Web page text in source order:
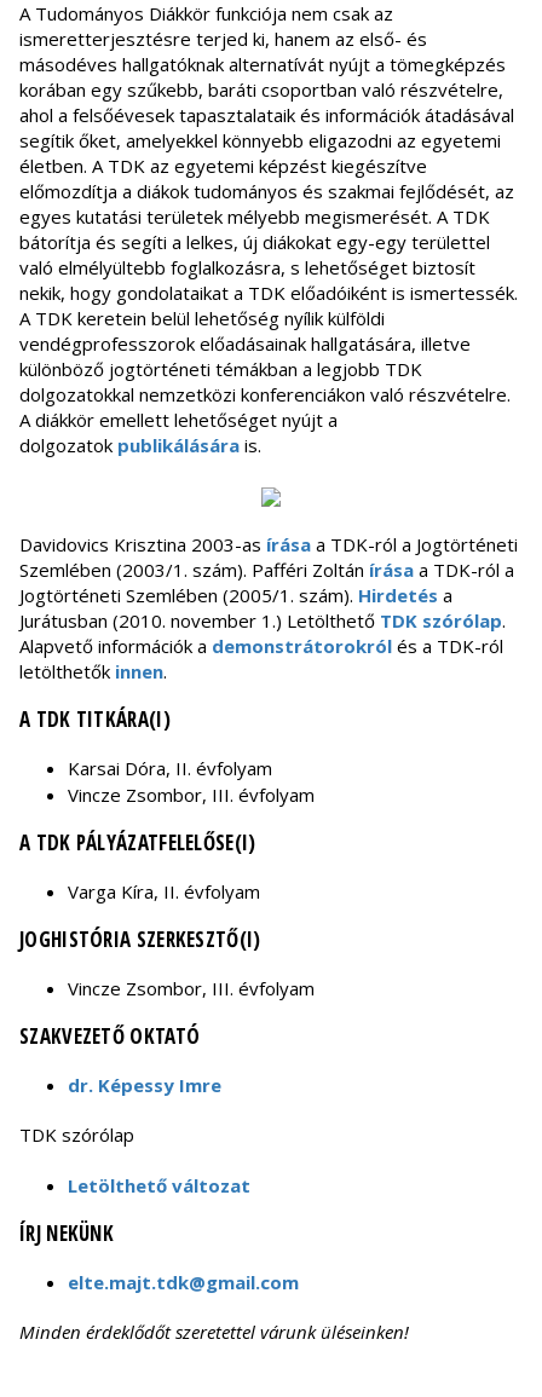
A Tudományos Diákkör funkciója nem csak az
ismeretterjesztésre terjed ki, hanem az első- és
másodéves hallgatóknak alternatívát nyújt a tömegképzés
korában egy szűkebb, baráti csoportban való részvételre,
ahol a felsőévesek tapasztalataik és információk átadásával
segítik őket, amelyekkel könnyebb eligazodni az egyetemi
életben. A TDK az egyetemi képzést kiegészítve
előmozdítja a diákok tudományos és szakmai fejlődését, az
egyes kutatási területek mélyebb megismerését. A TDK
bátorítja és segíti a lelkes, új diákokat egy-egy területtel
való elmélyültebb foglalkozásra, s lehetőséget biztosít
nekik, hogy gondolataikat a TDK előadóiként is ismertessék.
A TDK keretein belül lehetőség nyílik külföldi
vendégprofesszorok előadásainak hallgatására, illetve
különböző jogtörténeti témákban a legjobb TDK
dolgozatokkal nemzetközi konferenciákon való részvételre.
A diákkör emellett lehetőséget nyújt a
dolgozatok publikálására is.
Davidovics Krisztina 2003-as írása a TDK-ról a Jogtörténeti
Szemlében (2003/1. szám). Pafféri Zoltán írása a TDK-ról a
Jogtörténeti Szemlében (2005/1. szám). Hirdetés a
Jurátusban (2010. november 1.) Letölthető TDK szórólap.
Alapvető információk a demonstrátorokról és a TDK-ról
letölthetők innen.
A TDK TITKÁRA(I)
Karsai Dóra, II. évfolyam
Vincze Zsombor, III. évfolyam
A TDK PÁLYÁZATFELELŐSE(I)
Varga Kíra, II. évfolyam
JOGHISTÓRIA SZERKESZTŐ(I)
Vincze Zsombor, III. évfolyam
SZAKVEZETŐ OKTATÓ
dr. Képessy Imre
TDK szórólap
Letölthető változat
ÍRJ NEKÜNK
elte.majt.tdk@gmail.com
Minden érdeklődőt szeretettel várunk üléseinken!